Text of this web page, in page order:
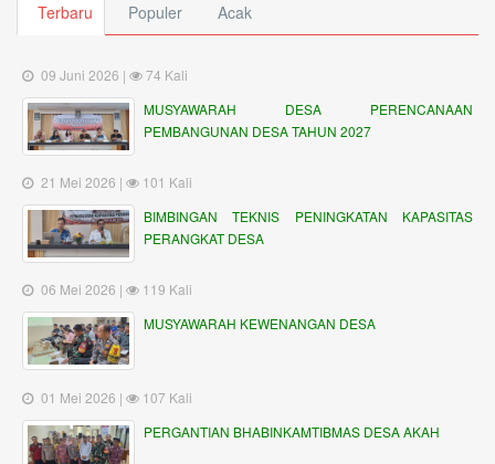
Terbaru Populer Acak
09 Juni 2026 |
74 Kali
MUSYAWARAH DESA PERENCANAAN
PEMBANGUNAN DESA TAHUN 2027
21 Mei 2026 |
101 Kali
BIMBINGAN TEKNIS PENINGKATAN KAPASITAS
PERANGKAT DESA
06 Mei 2026 |
119 Kali
MUSYAWARAH KEWENANGAN DESA
01 Mei 2026 |
107 Kali
PERGANTIAN BHABINKAMTIBMAS DESA AKAH